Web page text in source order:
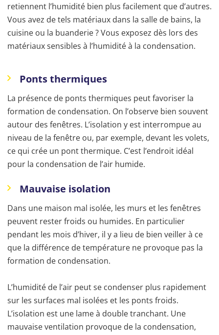
retiennent l’humidité bien plus facilement que d’autres.
Vous avez de tels matériaux dans la salle de bains, la
cuisine ou la buanderie ? Vous exposez dès lors des
matériaux sensibles à l’humidité à la condensation.
Ponts thermiques
La présence de ponts thermiques peut favoriser la
formation de condensation. On l’observe bien souvent
autour des fenêtres. L’isolation y est interrompue au
niveau de la fenêtre ou, par exemple, devant les volets,
ce qui crée un pont thermique. C’est l’endroit idéal
pour la condensation de l’air humide.
Mauvaise isolation
Dans une maison mal isolée, les murs et les fenêtres
peuvent rester froids ou humides. En particulier
pendant les mois d’hiver, il y a lieu de bien veiller à ce
que la différence de température ne provoque pas la
formation de condensation.
L’humidité de l’air peut se condenser plus rapidement
sur les surfaces mal isolées et les ponts froids.
L’isolation est une lame à double tranchant. Une
mauvaise ventilation provoque de la condensation,